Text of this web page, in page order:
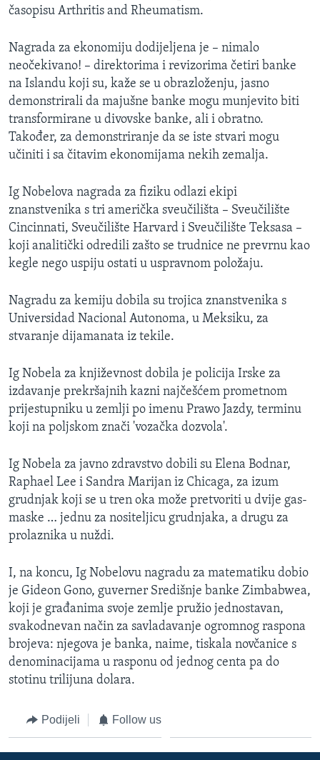
časopisu Arthritis and Rheumatism.
Nagrada za ekonomiju dodijeljena je – nimalo
neočekivano! – direktorima i revizorima četiri banke
na Islandu koji su, kaže se u obrazloženju, jasno
demonstrirali da majušne banke mogu munjevito biti
transformirane u divovske banke, ali i obratno.
Također, za demonstriranje da se iste stvari mogu
učiniti i sa čitavim ekonomijama nekih zemalja.
Ig Nobelova nagrada za fiziku odlazi ekipi
znanstvenika s tri američka sveučilišta – Sveučilište
Cincinnati, Sveučilište Harvard i Sveučilište Teksasa –
koji analitički odredili zašto se trudnice ne prevrnu kao
kegle nego uspiju ostati u uspravnom položaju.
Nagradu za kemiju dobila su trojica znanstvenika s
Universidad Nacional Autonoma, u Meksiku, za
stvaranje dijamanata iz tekile.
Ig Nobela za književnost dobila je policija Irske za
izdavanje prekršajnih kazni najčešćem prometnom
prijestupniku u zemlji po imenu Prawo Jazdy, terminu
koji na poljskom znači 'vozačka dozvola'.
Ig Nobela za javno zdravstvo dobili su Elena Bodnar,
Raphael Lee i Sandra Marijan iz Chicaga, za izum
grudnjak koji se u tren oka može pretvoriti u dvije gas-
maske … jednu za nositeljicu grudnjaka, a drugu za
prolaznika u nuždi.
I, na koncu, Ig Nobelovu nagradu za matematiku dobio
je Gideon Gono, guverner Središnje banke Zimbabwea,
koji je građanima svoje zemlje pružio jednostavan,
svakodnevan način za savladavanje ogromnog raspona
brojeva: njegova je banka, naime, tiskala novčanice s
denominacijama u rasponu od jednog centa pa do
stotinu trilijuna dolara.
Podijeli Follow us